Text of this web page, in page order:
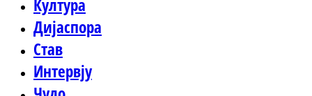
Култура
Дијаспора
Став
Интервју